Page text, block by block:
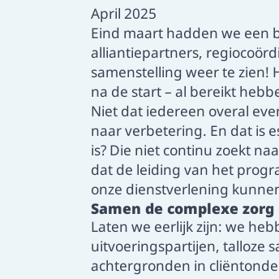
April 2025
Eind maart hadden we een
alliantiepartners,
samenstelling weer te zien!
na de start – al bereikt
Niet dat iedereen overal
naar verbetering. En dat is
is? Die niet continu zoekt
dat de leiding van het
onze dienstverlening
Samen de complexe
Laten we eerlijk zijn: we
uitvoeringspartijen, talloze
achtergronden in